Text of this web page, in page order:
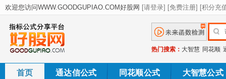
热门搜索： 大智慧 同花顺
首页 通达信公式 同花顺公式 大智慧公式